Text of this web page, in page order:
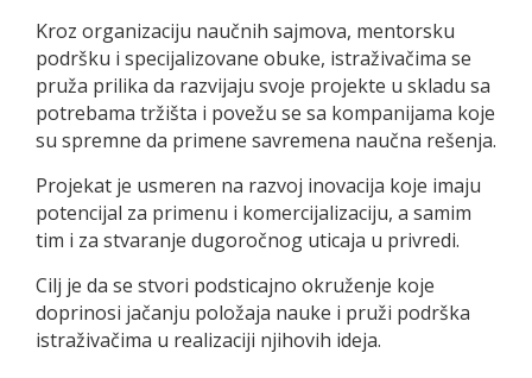
Kroz organizaciju naučnih sajmova, mentorsku
podršku i specijalizovane obuke, istraživačima se
pruža prilika da razvijaju svoje projekte u skladu sa
potrebama tržišta i povežu se sa kompanijama koje
su spremne da primene savremena naučna rešenja.
Projekat je usmeren na razvoj inovacija koje imaju
potencijal za primenu i komercijalizaciju, a samim
tim i za stvaranje dugoročnog uticaja u privredi.
Cilj je da se stvori podsticajno okruženje koje
doprinosi jačanju položaja nauke i pruži podrška
istraživačima u realizaciji njihovih ideja.